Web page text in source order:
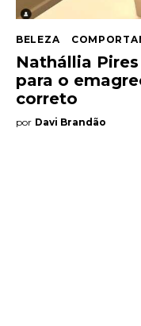
Entrevista
Quem somos
Contato
BELEZA
Nathállia
para o
correto
por Davi Brandão